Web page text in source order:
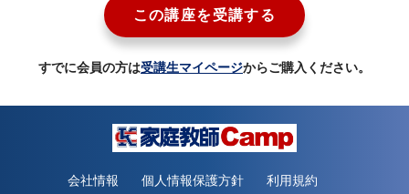
この講座を受講する
すでに会員の方は受講生マイページからご購入ください。
会社情報 個人情報保護方針 利用規約